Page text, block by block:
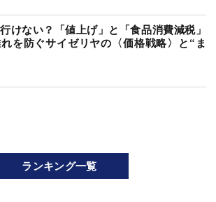
けない？「値上げ」と「食品消費減税」
を防ぐサイゼリヤの〈価格戦略〉と“ま
ランキング一覧